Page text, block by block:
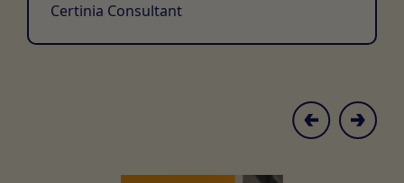
Certinia Consultant